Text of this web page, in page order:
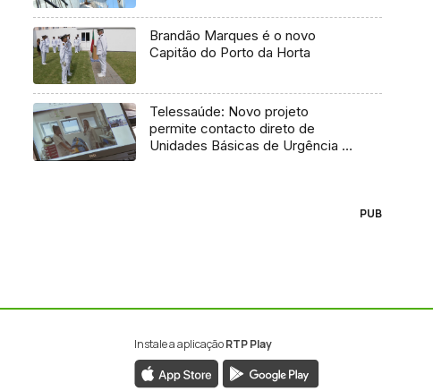
Brandão Marques é o novo
Capitão do Porto da Horta
Telessaúde: Novo projeto
permite contacto direto de
Unidades Básicas de Urgência e
PUB
Instale a aplicaçãoRTP Play